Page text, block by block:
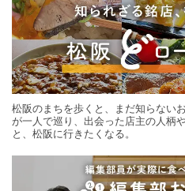
松阪のまちを歩くと、まだ知らない
が一人で巡り、出会った店主の人柄
と、松阪に行きたくなる。